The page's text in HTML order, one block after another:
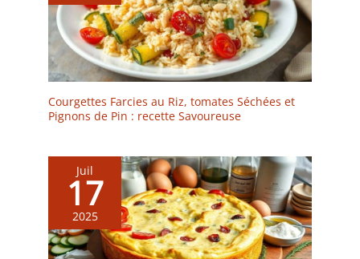
Courgettes Farcies au Riz, tomates Séchées et
Pignons de Pin : recette Savoureuse
Juil
17
2025